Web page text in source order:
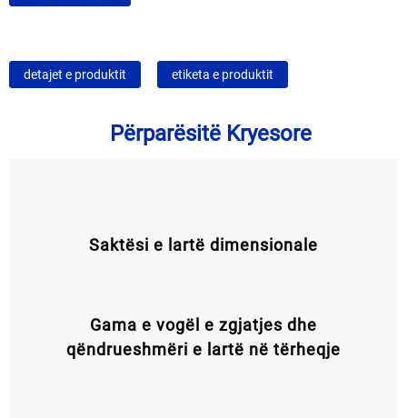
detajet e produktit etiketa e produktit
Përparësitë Kryesore
Saktësi e lartë dimensionale
Gama e vogël e zgjatjes dhe
qëndrueshmëri e lartë në tërheqje